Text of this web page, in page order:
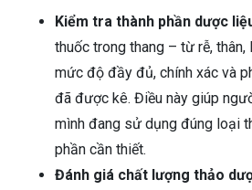
Kiểm tra thành phần dược
thuốc trong thang – từ rễ, thân,
mức độ đầy đủ, chính xác và
đã được kê. Điều này giúp
mình đang sử dụng đúng loại
phần cần thiết.
Đánh giá chất lượng thảo